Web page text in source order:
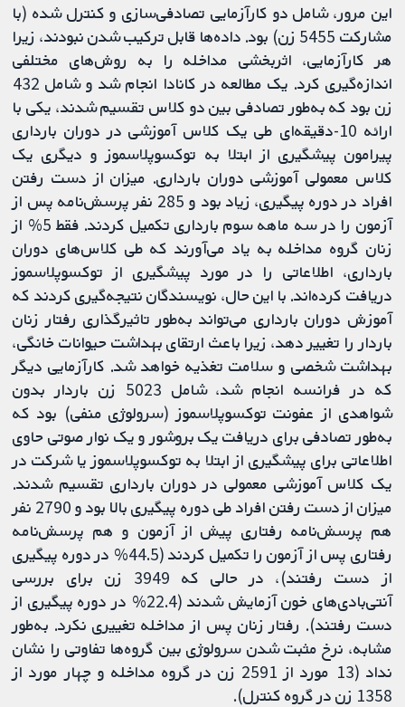
این مرور، شامل دو کارآزمایی تصادفی‌سازی و کنترل شده (با
مشارکت 5455 زن) بود. داده‌ها قابل ترکیب شدن نبودند، زیرا
هر کارآزمایی، اثربخشی مداخله را به روش‌های مختلفی
اندازه‌گیری کرد. یک مطالعه در کانادا انجام شد و شامل 432
زن بود که به‌طور تصادفی بین دو کلاس تقسیم شدند، یکی با
ارائه 10-دقیقه‌ای طی یک کلاس آموزشی در دوران بارداری
پیرامون پیشگیری از ابتلا به توکسوپلاسموز و دیگری یک
کلاس معمولی آموزشی دوران بارداری. میزان از دست رفتن
افراد در دوره پیگیری، زیاد بود و 285 نفر پرسش‌نامه پس‌ از
آزمون را در سه ماهه سوم بارداری تکمیل کردند. فقط 5% از
زنان گروه مداخله به یاد می‌آورند که طی کلاس‌های دوران
بارداری، اطلاعاتی را در مورد پیشگیری از توکسوپلاسموز
دریافت کرده‌اند. با این حال، نویسندگان نتیجه‌گیری کردند که
آموزش دوران بارداری می‌تواند به‌طور تاثیرگذاری رفتار زنان
باردار را تغییر دهد، زیرا باعث ارتقای بهداشت حیوانات خانگی،
بهداشت شخصی و سلامت تغذیه خواهد شد. کارآزمایی دیگر
که در فرانسه انجام شد، شامل 5023 زن باردار بدون
شواهدی از عفونت توکسوپلاسموز (سرولوژی منفی) بود که
به‌طور تصادفی برای دریافت یک بروشور و یک نوار صوتی حاوی
اطلاعاتی برای پیشگیری از ابتلا به توکسوپلاسموز یا شرکت در
یک کلاس آموزشی معمولی در دوران بارداری تقسیم شدند.
میزان از دست رفتن افراد طی دوره پیگیری بالا بود و 2790 نفر
هم پرسش‌نامه رفتاری پیش از آزمون و هم پرسش‌نامه
رفتاری پس از آزمون را تکمیل کردند (44.5% در دوره پیگیری
از دست رفتند)، در حالی که 3949 زن برای بررسی
آنتی‌بادی‌های خون آزمایش شدند (22.4% در دوره پیگیری از
دست رفتند). رفتار زنان پس از مداخله تغییری نکرد. به‌طور
مشابه، نرخ مثبت شدن سرولوژی بین گروه‌ها تفاوتی را نشان
نداد (13 مورد از 2591 زن در گروه مداخله و چهار مورد از
1358 زن در گروه کنترل).